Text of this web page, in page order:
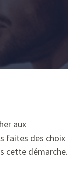
aux
faites des choix
cette démarche.